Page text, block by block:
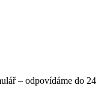
– odpovídáme do 24